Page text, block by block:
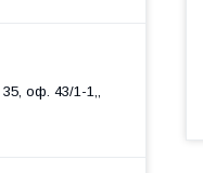
35, оф. 43/1-1,,